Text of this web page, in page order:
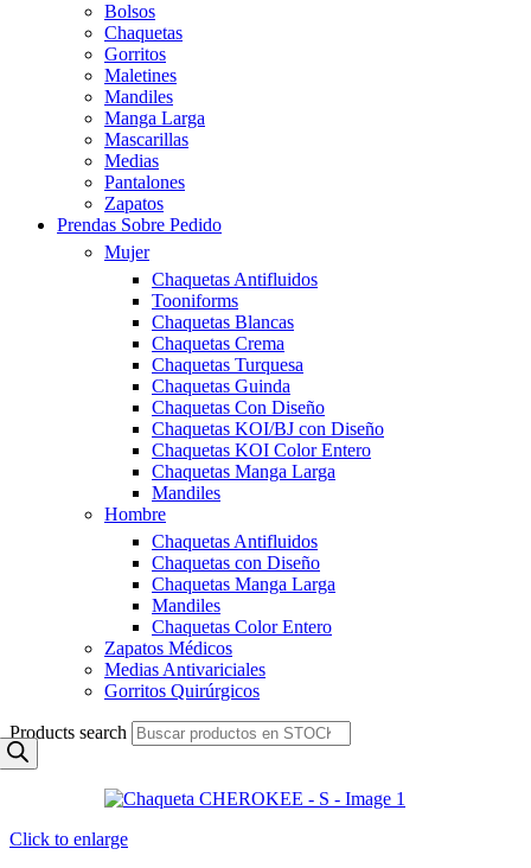
Bolsos
Chaquetas
Gorritos
Maletines
Mandiles
Manga Larga
Mascarillas
Medias
Pantalones
Zapatos
Prendas Sobre Pedido
Mujer
Chaquetas Antifluidos
Tooniforms
Chaquetas Blancas
Chaquetas Crema
Chaquetas Turquesa
Chaquetas Guinda
Chaquetas Con Diseño
Chaquetas KOI/BJ con Diseño
Chaquetas KOI Color Entero
Chaquetas Manga Larga
Mandiles
Hombre
Chaquetas Antifluidos
Chaquetas con Diseño
Chaquetas Manga Larga
Mandiles
Chaquetas Color Entero
Zapatos Médicos
Medias Antivariciales
Gorritos Quirúrgicos
Products search
Click to enlarge